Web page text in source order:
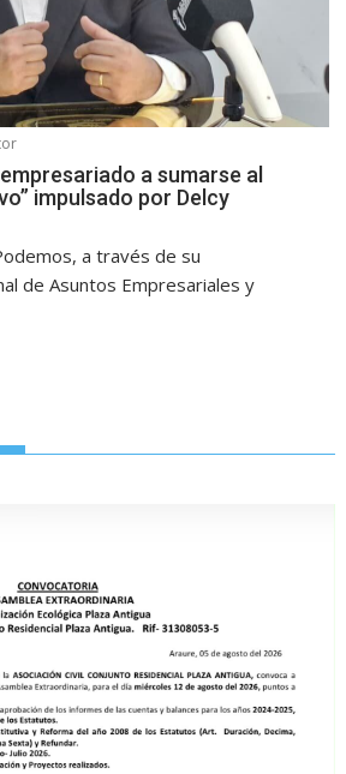
a sumarse al
impulsado por Delcy
a través de su
de Asuntos Empresariales y